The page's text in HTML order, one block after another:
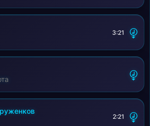
3:21
2:21